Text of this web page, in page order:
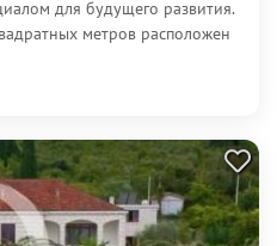
для будущего развития.
метров расположен